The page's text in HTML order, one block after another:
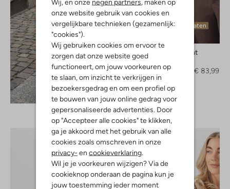
onze website gebruik van cookies en
vergelijkbare technieken (gezamenlijk:
"cookies").
Wij gebruiken cookies om ervoor te
zorgen dat onze website goed
functioneert, om jouw voorkeuren op
te slaan, om inzicht te verkrijgen in
bezoekersgedrag en om een profiel op
te bouwen van jouw online gedrag voor
gepersonaliseerde advertenties. Door
op "Accepteer alle cookies" te klikken,
ga je akkoord met het gebruik van alle
cookies zoals omschreven in onze
privacy- en cookieverklaring
Wil je je voorkeuren wijzigen? Via de
cookieknop onderaan de pagina kun je
jouw toestemming ieder moment
Ontdek de look
Laatste maten
Beaumont
€ 139,99
€ 83,99